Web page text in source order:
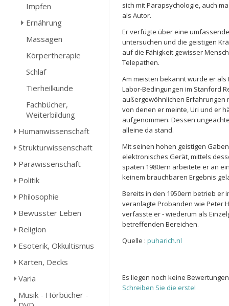
Impfen
Ernährung
Massagen
Körpertherapie
Schlaf
Tierheilkunde
Fachbücher,
Weiterbildung
Humanwissenschaft
Strukturwissenschaft
Parawissenschaft
Politik
Philosophie
Bewusster Leben
Religion
Esoterik, Okkultismus
Karten, Decks
Varia
Musik - Hörbücher -
sich mit Parapsychologie, auch
als Autor.
Er verfügte über eine
untersuchen und die geistigen
auf die Fähigkeit gewisser
Telepathen.
Am meisten bekannt wurde er
Labor-Bedingungen im Stanford
außergewöhnlichen Erfahrungen
von denen er meinte, Uri und er
aufgenommen. Dessen
alleine da stand.
Mit seinen hohen geistigen
elektronisches Gerät, mittels
späten 1980ern arbeitete er an
keinem brauchbaren Ergebnis
Bereits in den 1950ern betrieb er
veranlagte Probanden wie Peter
verfasste er - wiederum als
betreffenden Bereichen.
Quelle : puharich.nl
Es liegen noch keine
Schreiben Sie die erste!